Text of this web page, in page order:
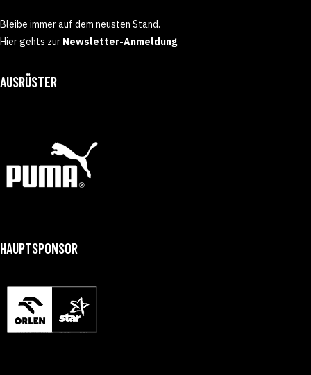
Bleibe immer auf dem neusten Stand.
Hier gehts zur Newsletter-Anmeldung.
AUSRÜSTER
HAUPTSPONSOR